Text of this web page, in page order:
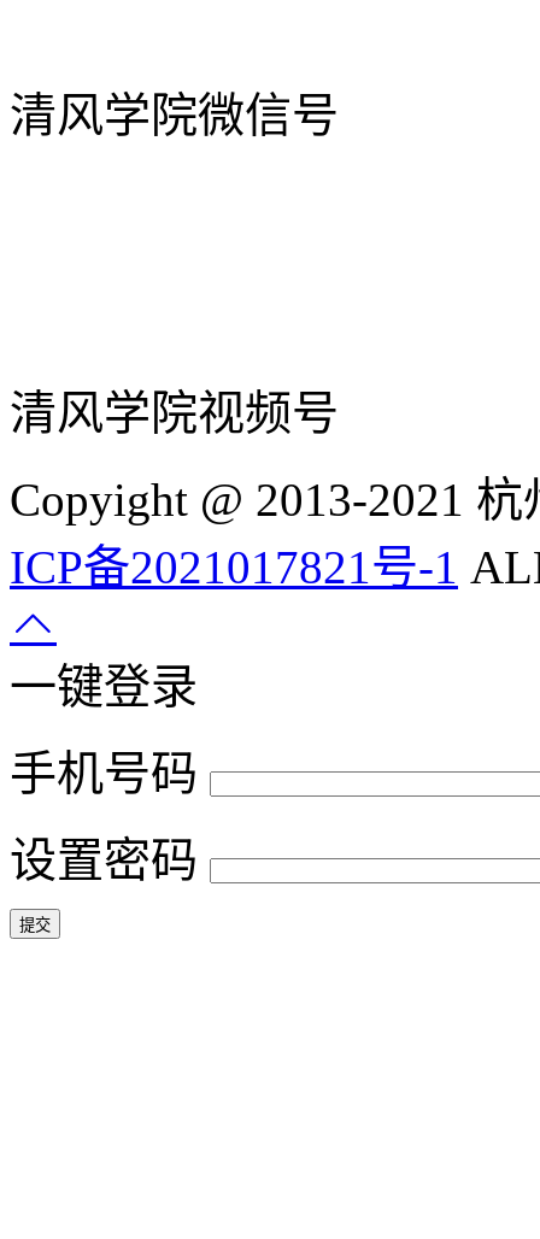
清风学院微信号
清风学院视频号
Copyight @ 2013-2021
ICP备2021017821号-1
一键登录
手机号码
设置密码